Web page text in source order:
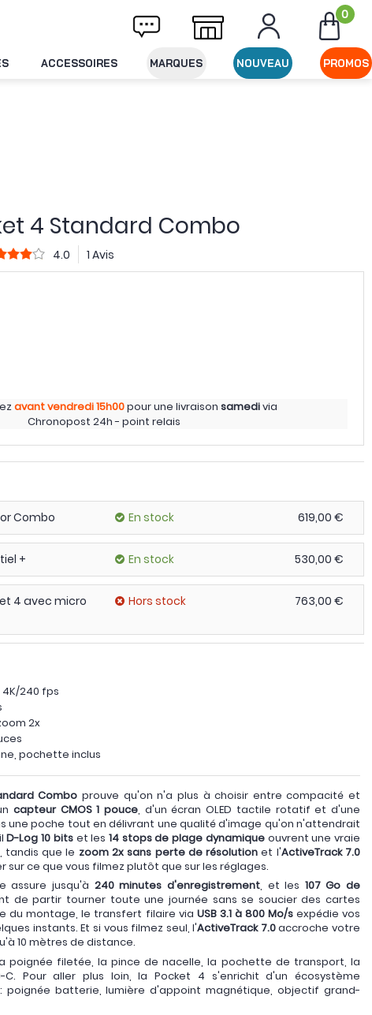
offerte dès 49€ d'achat Expédition le
0
ACCESSOIRES MARQUES NOUVEAU PROMOS
4 Standard Combo
4.0 1 Avis
avant vendredi15h00pour une livraison samedivia
Chronopost 24h - point relais
Combo En stock 619,00 €
+ En stock 530,00 €
4 avec micro
Hors stock 763,00 €
4K/240 fps
2x
pochette inclus
Combo prouve qu'on n'a plus à choisir entre compacité et
capteur CMOS 1 pouce , d'un écran OLED tactile rotatif et d'une
une poche tout en délivrant une qualité d'image qu'on n'attendrait
D-Log 10 bitset les 14 stops de plage dynamiqueouvrent une vraie
que le zoom 2x sans perte de résolution et l'ActiveTrack 7.0
sur ce que vous filmez plutôt que sur les réglages.
assure jusqu'à 240 minutes d'enregistrement, et les 107 Go de
de partir tourner toute une journée sans se soucier des cartes
du montage, le transfert filaire via USB 3.1 à 800 Mo/sexpédie vos
instants. Et si vous filmez seul, l'ActiveTrack 7.0accroche votre
10 mètres de distance.
poignée filetée, la pince de nacelle, la pochette de transport, la
Pour aller plus loin, la Pocket 4 s'enrichit d'un écosystème
poignée batterie, lumière d'appoint magnétique, objectif grand-